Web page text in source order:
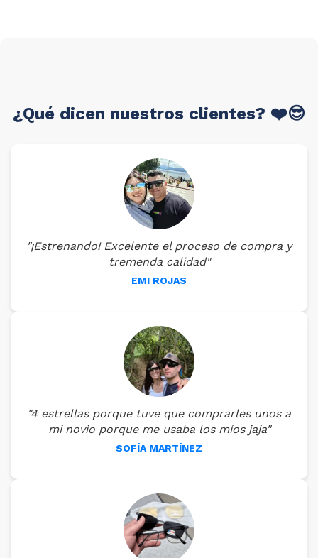
¿Qué dicen nuestros clientes? ❤️😎
"¡Estrenando! Excelente el proceso de compra y
tremenda calidad"
EMI ROJAS
"4 estrellas porque tuve que comprarles unos a
mi novio porque me usaba los míos jaja"
SOFÍA MARTÍNEZ